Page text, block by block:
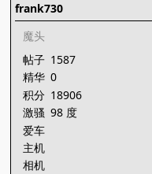
frank730
魔头
帖子 1587
精华 0
积分 18906
激骚 98 度
爱车
主机
相机